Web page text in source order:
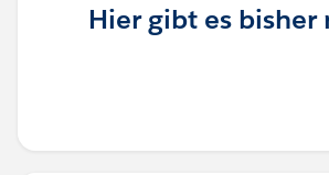
Hier gibt es bisher